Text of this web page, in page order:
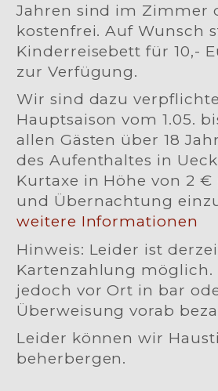
Jahren sind im Zimmer
kostenfrei. Auf Wunsch
Kinderreisebett für 10,-
zur Verfügung.
Wir sind dazu
Hauptsaison vom 1.05.
allen Gästen über 18
des Aufenthaltes in
Kurtaxe in Höhe von 2 €
und Übernachtung
weitere Informationen
Hinweis: Leider ist
Kartenzahlung möglich.
jedoch vor Ort in bar
Überweisung vorab
Leider können wir
beherbergen.